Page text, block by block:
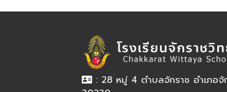
: 28 หมู่ 4 ตำบลจักราช อำเภอ